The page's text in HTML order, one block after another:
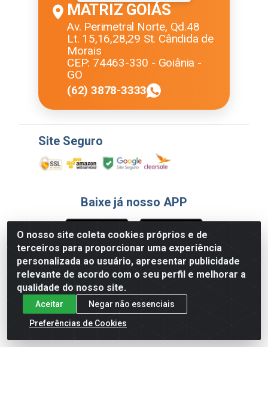
O nosso site coleta cookies próprios e de
terceiros para proporcionar uma experiência
personalizada ao usuário, apresentar publicidade
relevante de acordo com o seu perfil e melhorar a
qualidade do nosso site.
Aceitar
Negar não essenciais
Preferências de Cookies
MATRIZ GOIÁS
Av. Perimetral Norte, Qd.48
Lt. 15,16,28,29 St. Cândida de
Morais
CEP: 74463-330 - Goiânia -
GO
(62) 3878-3333
Site Seguro
Baixe já nosso APP
Formas de Pagamento